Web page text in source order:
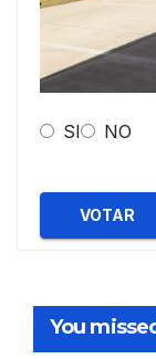
SI NO
VOTAR
You